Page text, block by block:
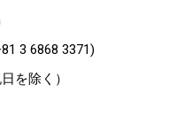
3 6868 3371)
を除く）